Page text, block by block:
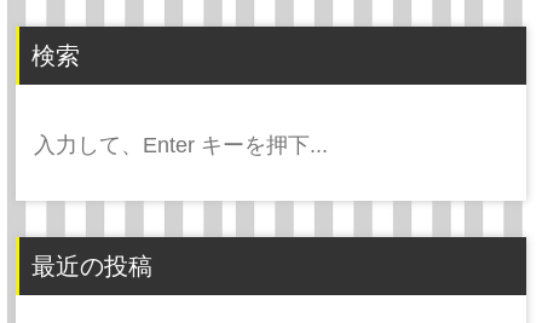
ョ
ン
検索
索:
最近の投稿